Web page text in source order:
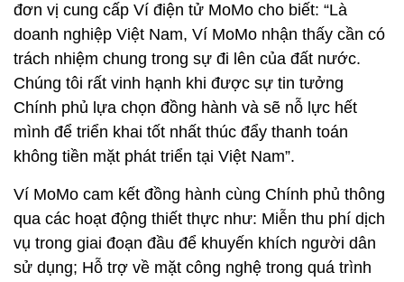
đơn vị cung cấp Ví điện tử MoMo cho biết: “Là
doanh nghiệp Việt Nam, Ví MoMo nhận thấy cần có
trách nhiệm chung trong sự đi lên của đất nước.
Chúng tôi rất vinh hạnh khi được sự tin tưởng
Chính phủ lựa chọn đồng hành và sẽ nỗ lực hết
mình để triển khai tốt nhất thúc đẩy thanh toán
không tiền mặt phát triển tại Việt Nam”.
Ví MoMo cam kết đồng hành cùng Chính phủ thông
qua các hoạt động thiết thực như: Miễn thu phí dịch
vụ trong giai đoạn đầu để khuyến khích người dân
sử dụng; Hỗ trợ về mặt công nghệ trong quá trình